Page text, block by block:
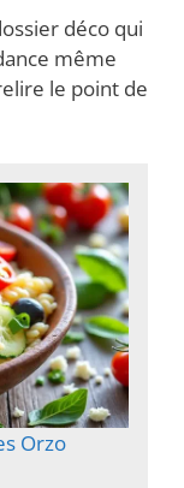
déco qui
même
le point de
Orzo